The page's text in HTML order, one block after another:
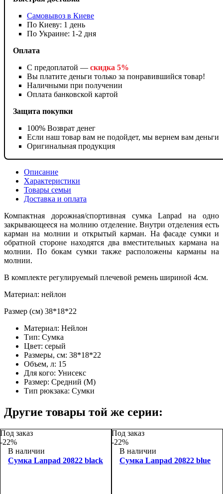
Самовывоз в Киеве
По Киеву: 1 день
По Украине: 1-2 дня
Оплата
С предоплатой — скидка 5%
Вы платите деньги только за понравившийся товар!
Наличными при получении
Оплата банковской картой
Защита покупки
100% Возврат денег
Если наш товар вам не подойдет, мы вернем вам деньги
Оригинальная продукция
Описание
Характеристики
Товары семьи
Доставка и оплата
Компактная дорожная/спортивная сумка Lanpad на одно
закрывающееся на молнию отделение. Внутри отделения есть
карман на молнии и открытый карман. На фасаде сумки и
обратной стороне находятся два вместительных кармана на
молнии. По бокам сумки также расположены карманы на
молнии.
В комплекте регулируемый плечевой ремень шириной 4см.
Материал: нейлон
Размер (см) 38*18*22
Материал: Нейлон
Тип: Сумка
Цвет: серый
Размеры, см: 38*18*22
Объем, л: 15
Для кого: Унисекс
Размер: Средний (M)
Тип рюкзака: Сумки
Другие товары той же серии:
Под заказ
-22%
В наличии
Сумка Lanpad 20822 black
Под заказ
-22%
В наличии
Сумка Lanpad 20822 blue